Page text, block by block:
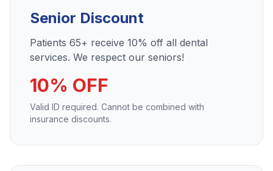
Senior Discount
Patients 65+ receive 10% off all dental
services. We respect our seniors!
10% OFF
Valid ID required. Cannot be combined with
insurance discounts.